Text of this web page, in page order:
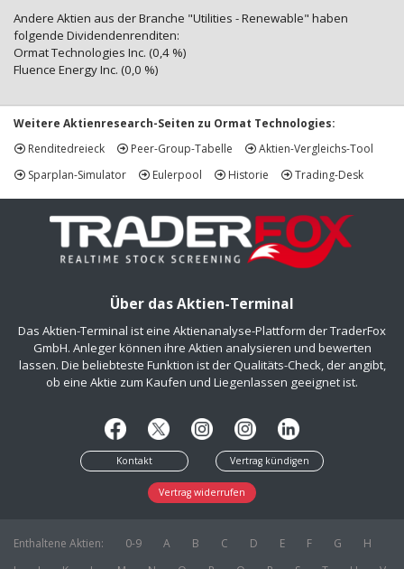
Andere Aktien aus der Branche "Utilities - Renewable" haben
folgende Dividendenrenditen:
Ormat Technologies Inc. (0,4 %)
Fluence Energy Inc. (0,0 %)
Weitere Aktienresearch-Seiten zu Ormat Technologies:
Renditedreieck
Peer-Group-Tabelle
Aktien-Vergleichs-Tool
Sparplan-Simulator
Eulerpool Historie Trading-Desk
Über das Aktien-Terminal
Das Aktien-Terminal ist eine Aktienanalyse-Plattform der TraderFox
GmbH. Anleger können ihre Aktien analysieren und bewerten
lassen. Die beliebteste Funktion ist der Qualitäts-Check, der angibt,
ob eine Aktie zum Kaufen und Liegenlassen geeignet ist.
Kontakt Vertrag kündigen
Vertrag widerrufen
Enthaltene Aktien: 0-9 A B C D E F G
H